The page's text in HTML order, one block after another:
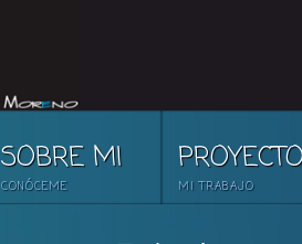
SOBRE MI
CONÓCEME MI TRABAJO